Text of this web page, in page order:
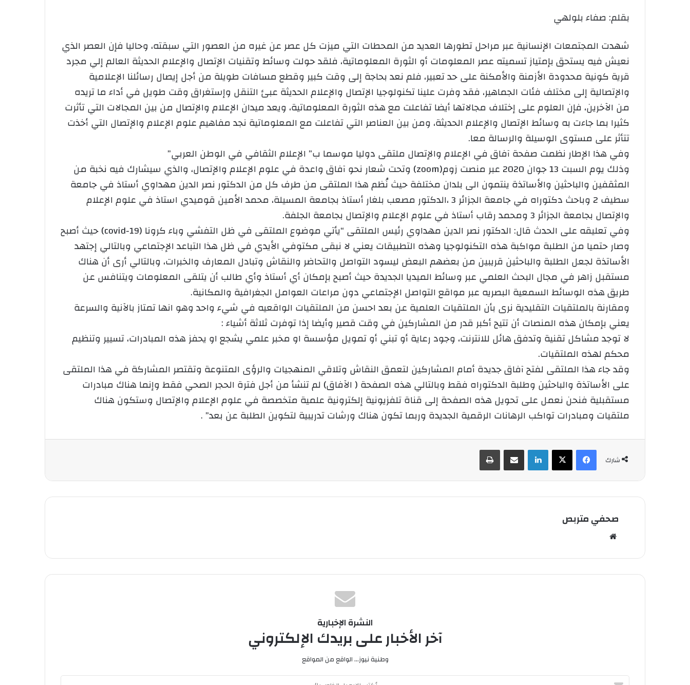
ل
ك
ر
و
ي
بقلم: صفاء بلولهي
شهدت المجتمعات الإنسانية عبر مراحل تطورها العديد من المحطات التي ميزت كل عصر عن غيره من العصور التي سبقته، وحاليا فإن العصر الذي
نعيش فيه يستحق بإمتياز تسميته عصر المعلومات أو الثورة المعلوماتية، فلقد حولت وسائط وتقنيات الإتصال والإعلام الحديثة العالم إلي مجرد
قرية كونية محدودة الأزمنة والأمكنة على حد تعبير، فلم نعد بحاجة إلى وقت كبير وقطع مسافات طويلة من أجل إيصال رسائلنا الإعلامية
والإتصالية إلى مختلف فئات الجماهير، فقد وفرت علينا تكنولوجيا الإتصال والإعلام الحديثة عبئ التنقل وإستغراق وقت طويل في أداء ما تريده
من الآخرين، فإن العلوم على إختلاف مجالاتها أيضا تفاعلت مع هذه الثورة المعلوماتية، ويعد میدان الإعلام والإتصال من بين المجالات التي تأثرت
كثيرا بما جاءت به وسائط الإتصال والإعلام الحديثة، ومن بين العناصر التي تفاعلت مع المعلوماتية نجد مفاهیم علوم الإعلام والإتصال التي أخذت
تتأثر على مستوى الوسيلة والرسالة معا.
وفي هذا الإطار نظمت صفحة آفاق في الإعلام والإتصال ملتقى دوليا موسما ب” الإعلام الثقافي في الوطن العربي”
وذلك يوم السبت 13 جوان 2020 عبر منصت زوم(zoom) وتحت شعار نحو آفاق واعدة في علوم الإعلام والإتصال، والذي سيشارك فيه نخبة من
المثقفين والباحثين والأساتذة ينتمون الى بلدان مختلفة حيث نُظم هذا الملتقى من طرف كل من الدكتور نصر الدين مهداوي أستاذ في جامعة
سطيف 2 وباحث دكتوراه في جامعة الجزائر 3 ،الدكتور مصعب بلغار أستاذ بجامعة المسيلة، محمد الأمين قوميدي استاذ في علوم الإعلام
والإتصال بجامعة الجزائر 3 ومحمد رقاب أستاذ في علوم الإعلام والإتصال بجامعة الجلفة.
وفي تعليقه على الحدث قال: الدكتور نصر الدين مهداوي رئيس الملتقى “يأتي موضوع الملتقى في ظل التفشي وباء كرونا (covid-19) حيث أصبح
وصار حتميا من الطلبة مواكبة هذه التكنولوجيا وهذه التطبيقات يعني لا نبقى مكتوفي الأيدي في ظل هذا التباعد الإجتماعي وبالتالي إجتهد
الأساتذة لجعل الطلبة والباحثين قريبين من بعضهم البعض ليسود التواصل والتحاضر والنقاش وتبادل المعارف والخبرات، وبالتالي أرى أن هناك
مستقبل زاهر في مجال البحث العلمي عبر وسائط الميديا الجديدة حيث أصبح بإمكان أي أستاذ وأي طالب أن يتلقى المعلومات ويتنافس عن
طريق هذه الوسائط السمعية البصريه عبر مواقع التواصل الإجتماعي دون مراعات العوامل الجغرافية والمكانية.
ومقارنة بالملتقيات التقليدية نرى بأن الملتقيات العلمية عن بعد احسن من الملتقيات الواقعيه في شيء واحد وهو انها تمتاز بالآنية والسرعة
يعني بإمكان هذه المنصات أن تتيح أكبر قدر من المشاركين في وقت قصير وأيضا إذا توفرت ثلاثة أشياء :
لا توجد مشاكل تقنية وتدفق هائل للانترنت، وجود رعاية أو تبني أو تمويل مؤسسة او مخبر علمي يشجع او يحفز هذه المبادرات، تسيير وتنظيم
محكم لهذه الملتقيات.
وقد جاء هذا الملتقى لفتح آفاق جديدة أمام المشاركين لتعمق النقاش وتلاقي المنهجيات والرؤى المتنوعة وتقتصر المشاركة في هذا الملتقى
على الأساتذة والباحثين وطلبة الدكتوراه فقط وبالتالي هذه الصفحة ( الآفاق) لم تنشأ من أجل فترة الحجر الصحي فقط وإنما هناك مبادرات
مستقبلية فنحن نعمل على تحويل هذه الصفحة إلى قناة تلفزيونية إلكترونية علمية متخصصة في علوم الإعلام والإتصال وستكون هناك
ملتقيات ومبادرات تواكب الرهانات الرقمية الجديدة وربما تكون هناك ورشات تدريبية لتكوين الطلبة عن بعد” .
شارك
فيسبوك لينكدإن شارك عبر الإيميل
صحفي متربص
الوي
ب
النشرة الإخبارية
آخر الأخبار على بريدك الإلكتروني
وطنية نيوز... الواقع من المواقع
أ